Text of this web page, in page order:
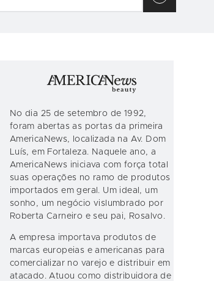
No dia 25 de setembro de 1992,
foram abertas as portas da primeira
AmericaNews, localizada na Av. Dom
Luís, em Fortaleza. Naquele ano, a
AmericaNews iniciava com força total
suas operações no ramo de produtos
importados em geral. Um ideal, um
sonho, um negócio vislumbrado por
Roberta Carneiro e seu pai, Rosalvo.
A empresa importava produtos de
marcas europeias e americanas para
comercializar no varejo e distribuir em
atacado. Atuou como distribuidora de